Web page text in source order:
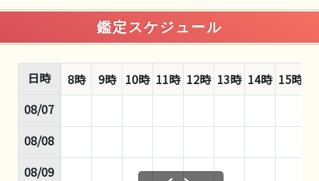
鑑定スケジュール
日時
08/07
08/08
08/09
8時 9時 10時 11時 12時 13時 14時 15時